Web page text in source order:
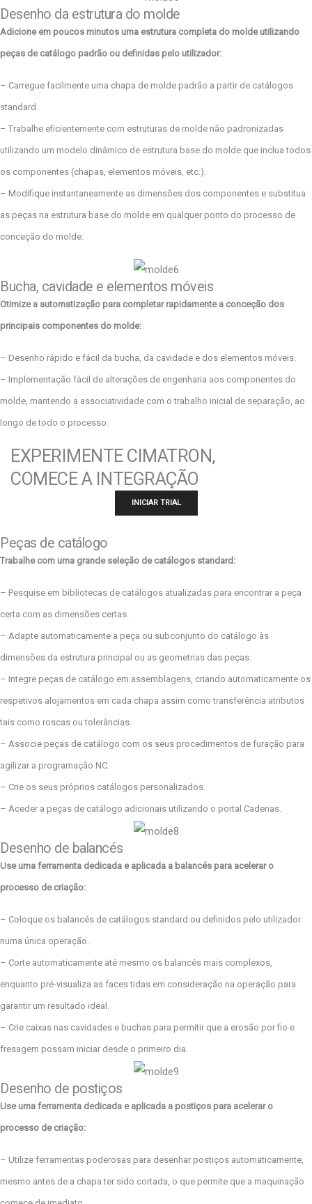
Desenho da estrutura do molde
Adicione em poucos minutos uma estrutura completa do molde utilizando
peças de catálogo padrão ou definidas pelo utilizador:
– Carregue facilmente uma chapa de molde padrão a partir de catálogos
standard.
– Trabalhe eficientemente com estruturas de molde não padronizadas
utilizando um modelo dinâmico de estrutura base do molde que inclua todos
os componentes (chapas, elementos móveis, etc.).
– Modifique instantaneamente as dimensões dos componentes e substitua
as peças na estrutura base do molde em qualquer ponto do processo de
conceção do molde.
Bucha, cavidade e elementos móveis
Otimize a automatização para completar rapidamente a conceção dos
principais componentes do molde:
– Desenho rápido e fácil da bucha, da cavidade e dos elementos móveis.
– Implementação fácil de alterações de engenharia aos componentes do
molde, mantendo a associatividade com o trabalho inicial de separação, ao
longo de todo o processo.
EXPERIMENTE CIMATRON,
COMECE A INTEGRAÇÃO
INICIAR TRIAL
Peças de catálogo
Trabalhe com uma grande seleção de catálogos standard:
– Pesquise em bibliotecas de catálogos atualizadas para encontrar a peça
certa com as dimensões certas.
– Adapte automaticamente a peça ou subconjunto do catálogo às
dimensões da estrutura principal ou as geometrias das peças.
– Integre peças de catálogo em assemblagens, criando automaticamente os
respetivos alojamentos em cada chapa assim como transferência atributos
tais como roscas ou tolerâncias.
– Associe peças de catálogo com os seus procedimentos de furação para
agilizar a programação NC.
– Crie os seus próprios catálogos personalizados.
– Aceder a peças de catálogo adicionais utilizando o portal Cadenas.
Desenho de balancés
Use uma ferramenta dedicada e aplicada a balancés para acelerar o
processo de criação:
– Coloque os balancés de catálogos standard ou definidos pelo utilizador
numa única operação.
– Corte automaticamente até mesmo os balancés mais complexos,
enquanto pré-visualiza as faces tidas em consideração na operação para
garantir um resultado ideal.
– Crie caixas nas cavidades e buchas para permitir que a erosão por fio e
fresagem possam iniciar desde o primeiro dia.
Desenho de postiços
Use uma ferramenta dedicada e aplicada a postiços para acelerar o
processo de criação:
– Utilize ferramentas poderosas para desenhar postiços automaticamente,
mesmo antes de a chapa ter sido cortada, o que permite que a maquinação